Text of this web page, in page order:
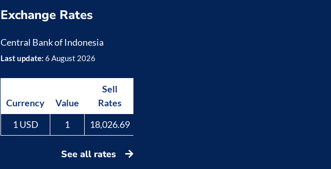
Exchange Rates
Central Bank of Indonesia
Last update: 6 August 2026
Currency Value
Sell
Rates
1 USD
1 18,026.69
See all rates